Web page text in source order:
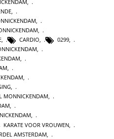
CARDIO 0299
,
,
,
,
,
MONNICKENDAM,
,
,
KARATE VOOR VROUWEN
AMSTERDAM